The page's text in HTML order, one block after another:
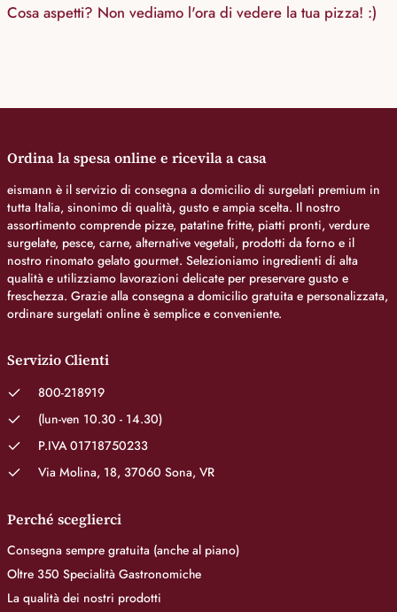
Cosa aspetti? Non vediamo l'ora di vedere la tua pizza! :)
Ordina la spesa online e ricevila a casa
eismann è il servizio di consegna a domicilio di surgelati premium in
tutta Italia, sinonimo di qualità, gusto e ampia scelta. Il nostro
assortimento comprende pizze, patatine fritte, piatti pronti, verdure
surgelate, pesce, carne, alternative vegetali, prodotti da forno e il
nostro rinomato gelato gourmet. Selezioniamo ingredienti di alta
qualità e utilizziamo lavorazioni delicate per preservare gusto e
freschezza. Grazie alla consegna a domicilio gratuita e personalizzata,
ordinare surgelati online è semplice e conveniente.
Servizio Clienti
800-218919
(lun-ven 10.30 - 14.30)
P.IVA 01718750233
Via Molina, 18, 37060 Sona, VR
Perché sceglierci
Consegna sempre gratuita (anche al piano)
Oltre 350 Specialità Gastronomiche
La qualità dei nostri prodotti